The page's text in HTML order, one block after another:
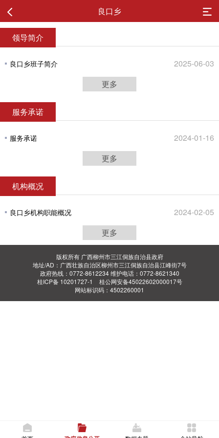
良口乡
领导简介
良口乡班子简介
2025-06-03
更多
服务承诺
服务承诺
2024-01-16
更多
机构概况
良口乡机构职能概况
2024-02-05
更多
版权所有 广西柳州市三江侗族自治县政府
地址/AD：广西壮族自治区柳州市三江侗族自治县江峰街7号
政府热线：0772-8612234 维护电话：0772-8621340
桂ICP备 10201727-1
桂公网安备45022602000017号
网站标识码：4502260001